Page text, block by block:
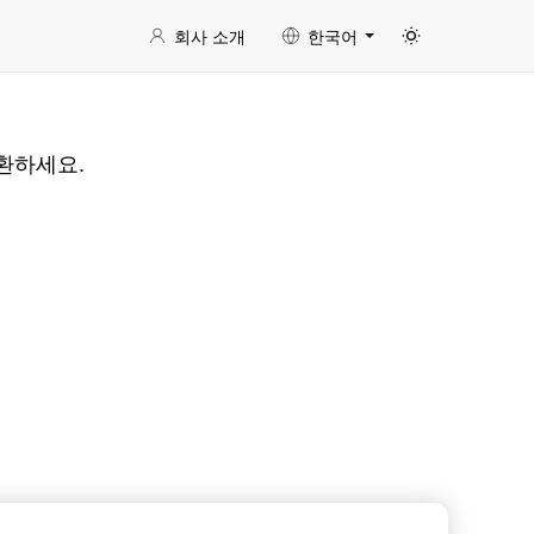
회사 소개 한국어
하세요.